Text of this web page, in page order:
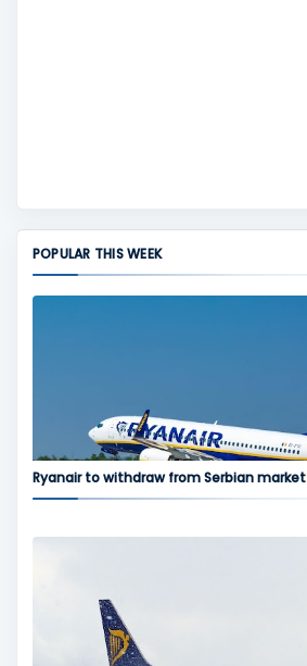
POPULAR THIS WEEK
Ryanair to withdraw from Serbian market